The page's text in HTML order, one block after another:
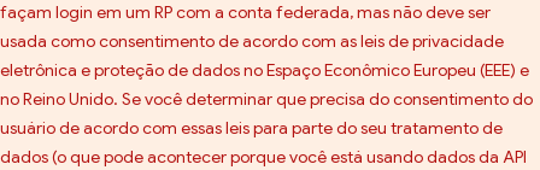
façam login em um RP com a conta federada, mas não deve ser
usada como consentimento de acordo com as leis de privacidade
eletrônica e proteção de dados no Espaço Econômico Europeu (EEE) e
no Reino Unido. Se você determinar que precisa do consentimento do
usuário de acordo com essas leis para parte do seu tratamento de
dados (o que pode acontecer porque você está usando dados da API